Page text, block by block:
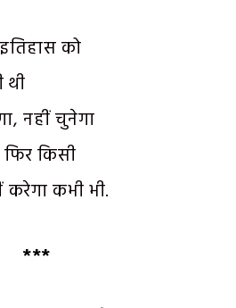
को
नहीं चुनेगा
किसी
कभी भी.
***